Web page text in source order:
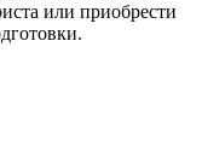
или приобрести